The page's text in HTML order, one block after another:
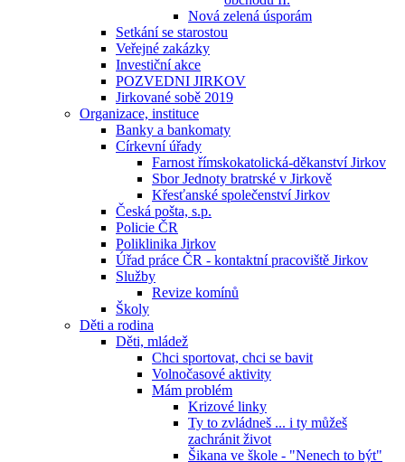
Nová zelená úsporám
Setkání se starostou
Veřejné zakázky
Investiční akce
POZVEDNI JIRKOV
Jirkované sobě 2019
Organizace, instituce
Banky a bankomaty
Církevní úřady
Farnost římskokatolická-děkanství Jirkov
Sbor Jednoty bratrské v Jirkově
Křesťanské společenství Jirkov
Česká pošta, s.p.
Policie ČR
Poliklinika Jirkov
Úřad práce ČR - kontaktní pracoviště Jirkov
Služby
Revize komínů
Školy
Děti a rodina
Děti, mládež
Chci sportovat, chci se bavit
Volnočasové aktivity
Mám problém
Krizové linky
Ty to zvládneš ... i ty můžeš
zachránit život
Šikana ve škole - "Nenech to být"